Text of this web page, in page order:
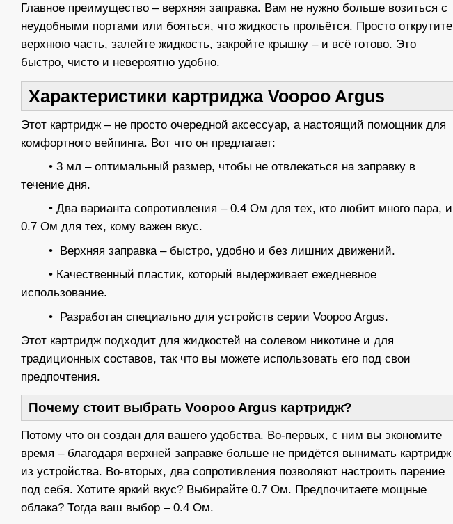
Главное преимущество – верхняя заправка. Вам не нужно больше возиться с
неудобными портами или бояться, что жидкость прольётся. Просто открутите
верхнюю часть, залейте жидкость, закройте крышку – и всё готово. Это
быстро, чисто и невероятно удобно.
Характеристики картриджа Voopoo Argus
Этот картридж – не просто очередной аксессуар, а настоящий помощник для
комфортного вейпинга. Вот что он предлагает:
• 3 мл – оптимальный размер, чтобы не отвлекаться на заправку в
течение дня.
• Два варианта сопротивления – 0.4 Ом для тех, кто любит много пара, и
0.7 Ом для тех, кому важен вкус.
• Верхняя заправка – быстро, удобно и без лишних движений.
• Качественный пластик, который выдерживает ежедневное
использование.
• Разработан специально для устройств серии Voopoo Argus.
Этот картридж подходит для жидкостей на солевом никотине и для
традиционных составов, так что вы можете использовать его под свои
предпочтения.
Почему стоит выбрать Voopoo Argus картридж?
Потому что он создан для вашего удобства. Во-первых, с ним вы экономите
время – благодаря верхней заправке больше не придётся вынимать картридж
из устройства. Во-вторых, два сопротивления позволяют настроить парение
под себя. Хотите яркий вкус? Выбирайте 0.7 Ом. Предпочитаете мощные
облака? Тогда ваш выбор – 0.4 Ом.